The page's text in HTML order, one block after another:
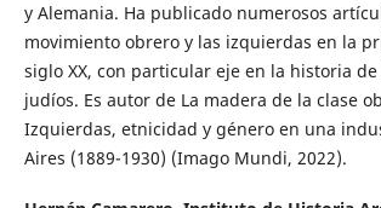
y Alemania. Ha publicado numerosos
movimiento obrero y las izquierdas en la
siglo XX, con particular eje en la historia
judíos. Es autor de La madera de la clase
Izquierdas, etnicidad y género en una
Aires (1889-1930) (Imago Mundi, 2022).